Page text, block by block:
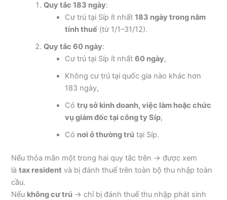
Quy tắc 183 ngày:
Cư trú tại Síp ít nhất183 ngày trong năm
tính thuế (từ 1/1–31/12).
Quy tắc 60 ngày:
Cư trú tại Síp ít nhất60 ngày,
Không cư trú tại quốc gia nào khác hơn
183 ngày,
Cótrụ sở kinh doanh, việc làm hoặc chức
vụ giám đốc tại công ty Síp,
Có nơi ở thường trú tại Síp.
Nếu thỏa mãn một trong hai quy tắc trên → được xem
làtax resident và bị đánh thuế trên toàn bộ thu nhập toàn
cầu.
Nếu không cư trú → chỉ bị đánh thuế thu nhập phát sinh